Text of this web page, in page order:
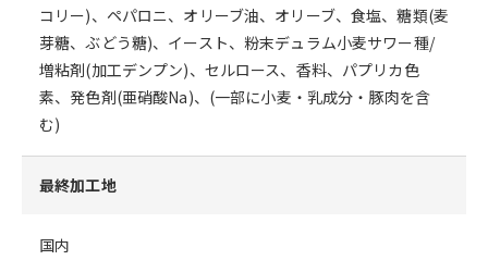
コリー)、ペパロニ、オリーブ油、オリーブ、食塩、糖類(麦
芽糖、ぶどう糖)、イースト、粉末デュラム小麦サワー種/
増粘剤(加工デンプン)、セルロース、香料、パプリカ色
素、発色剤(亜硝酸Na)、(一部に小麦・乳成分・豚肉を含
む)
最終加工地
国内